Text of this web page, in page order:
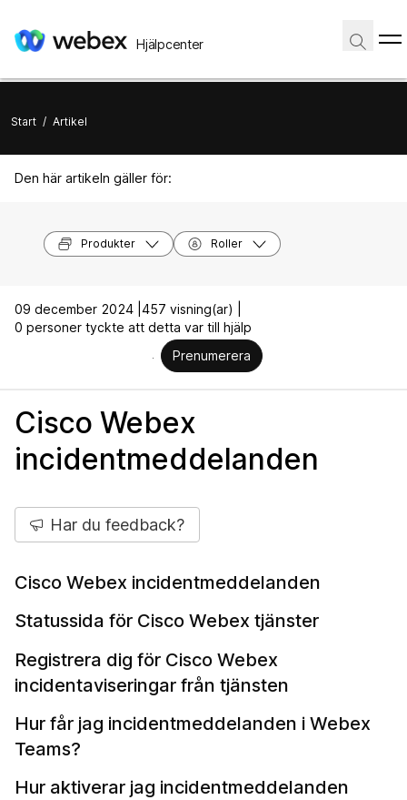
Hjälpcenter
Start / Artikel
Den här artikeln gäller för:
Produkter Roller
09 december 2024 | 457 visning(ar) |
0 personer tyckte att detta var till hjälp
Prenumerera
Cisco Webex
incidentmeddelanden
Har du feedback?
Cisco Webex incidentmeddelanden
Statussida för Cisco Webex tjänster
Registrera dig för Cisco Webex
incidentaviseringar från tjänsten
Hur får jag incidentmeddelanden i Webex
Teams?
Hur aktiverar jag incidentmeddelanden